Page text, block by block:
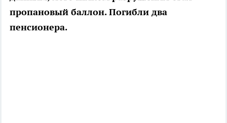
пропановый баллон. Погибли два
пенсионера.